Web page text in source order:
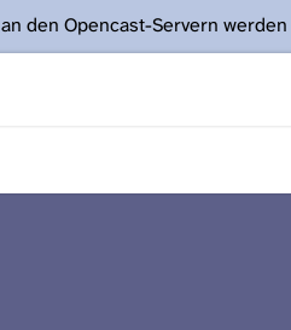
den Opencast-Servern werden